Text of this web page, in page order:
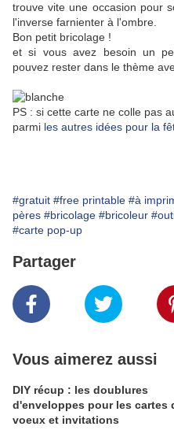
trouve vite une occasion pour
l'inverse farnienter à l'ombre.
Bon petit bricolage !
et si vous avez besoin un
pouvez rester dans le thème
PS : si cette carte ne colle pas
parmi les autres idées pour la
#gratuit #free printable #à
pères #bricolage #bricoleur
#carte pop-up
Partager
Vous aimerez aussi
DIY récup : les doublures
d'enveloppes pour les cartes
voeux et invitations